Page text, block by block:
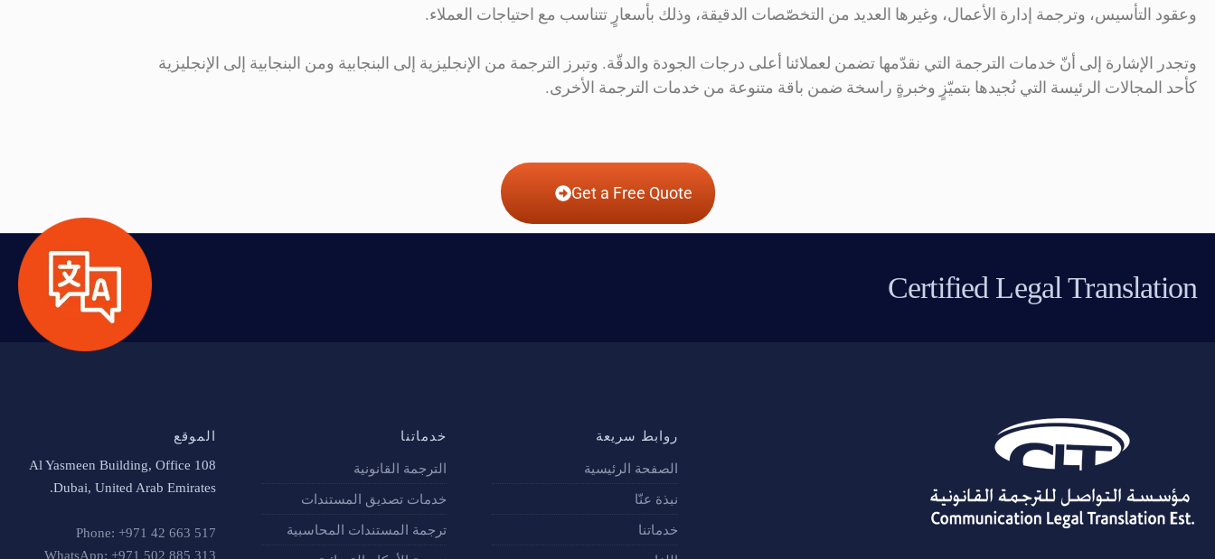
وعقود التأسيس، وترجمة إدارة الأعمال، وغيرها العديد من التخصّصات الدقيقة، وذلك بأسعارٍ تتناسب مع احتياجات العملاء.
وتجدر الإشارة إلى أنّ خدمات الترجمة التي نقدّمها تضمن لعملائنا أعلى درجات الجودة والدقّة. وتبرز الترجمة من الإنجليزية إلى البنجابية ومن البنجابية إلى الإنجليزية
كأحد المجالات الرئيسة التي نُجيدها بتميّزٍ وخبرةٍ راسخة ضمن باقة متنوعة من خدمات الترجمة الأخرى.
Get a Free Quote
Certified Legal Translation
روابط سريعة
الصفحة الرئيسية
نبذة عنّا
خدماتنا
خدماتنا
الترجمة القانونية
خدمات تصديق المستندات
ترجمة المستندات المحاسبية
الموقع
Al Yasmeen Building, Office 108
Dubai, United Arab Emirates.
Phone: +971 42 663 517
WhatsApp: +971 502 885 313